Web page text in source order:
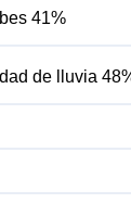
41%
de lluvia